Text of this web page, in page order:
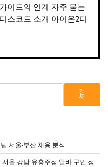
이드의 연계 자주 묻는
스코드 소개 아이온2디
검
색
서울·부산 채용 분석
울 강남 유흥주점 알바 구인 정